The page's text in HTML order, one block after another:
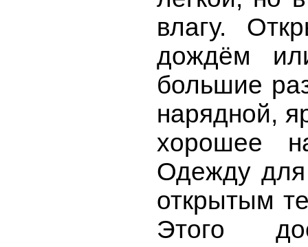
влагу.
дождём
большие
нарядной,
хорошее
Одежду для
открытым
Этого